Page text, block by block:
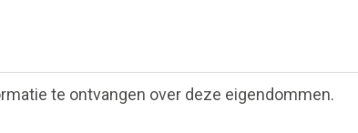
te ontvangen over deze eigendommen.